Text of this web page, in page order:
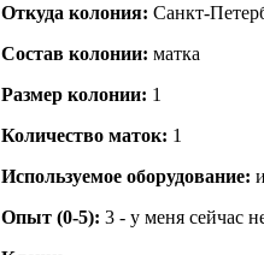
Откуда кoлония: Санкт-
Состав кoлонии: матка
Размер кoлонии: 1
Количество маток: 1
Используемое оборудование:
Опыт (0-5): 3 - у меня сейчас